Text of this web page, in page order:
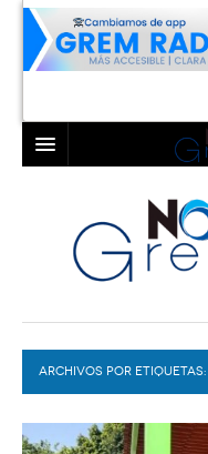
LAGUNA
TORREÓN
GÓMEZ PALACIO
LERDO
COAHUILA
DURANGO
DEPORTES
ARCHIVOS POR ETIQUETAS: